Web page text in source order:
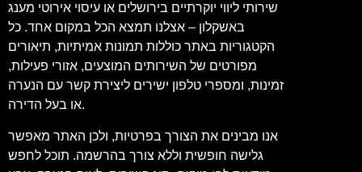
שירותי ליווי יוקרתיים בירושלים או עיסוי אירוטי מענג
באשקלון – אצלנו תמצא הכל במקום אחד. כל
הקטגוריות באתר כוללות תמונות אמיתיות, תיאורים
מפורטים של השירותים המוצעים, אזורי פעילות,
זמינות, ומספרי טלפון ישירים ליצירת קשר עם הנערה
או בעל הדירה.
אנו מבינים את הצורך בפרטיות, ולכן האתר מאפשר
גלישה חופשית וללא צורך בהרשמה. תוכל לחפש